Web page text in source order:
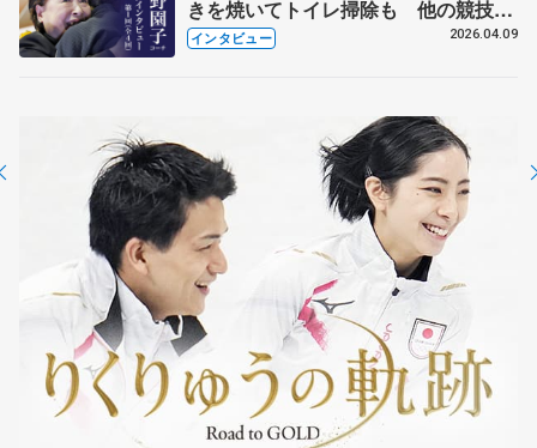
きを焼いてトイレ掃除も 他の競技に
も通用するという坂本花織の筋肉
インタビュー 2026.04.09